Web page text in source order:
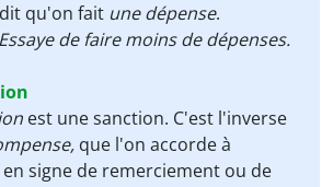
qu'on fait une dépense.
Essaye de faire moins de dépenses.
est une sanction. C'est l'inverse
que l'on accorde à
signe de remerciement ou de